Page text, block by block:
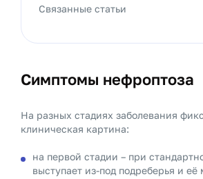
Симптомы нефроптоза
На разных стадиях заболевания
клиническая картина:
на первой стадии – при
выступает из-под подреберья и
Связанные статьи